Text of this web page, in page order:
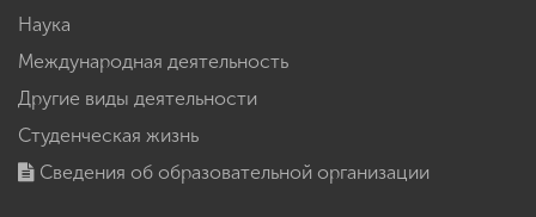
Наука
Международная деятельность
Другие виды деятельности
Студенческая жизнь
Сведения об образовательной организации